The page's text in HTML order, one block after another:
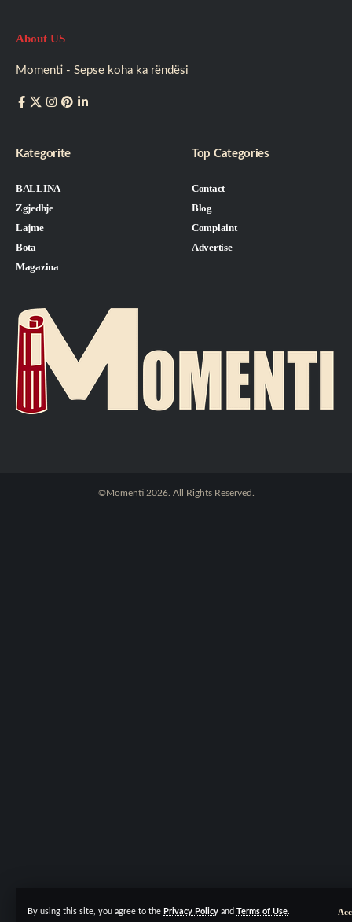
By using this site, you agree to the Privacy Policy and Terms of Use.
About US
Momenti - Sepse koha ka rëndësi
Kategorite
BALLINA
Zgjedhje
Lajme
Bota
Magazina
Top Categories
Contact
Blog
Complaint
Advertise
©Momenti 2026. All Rights Reserved.